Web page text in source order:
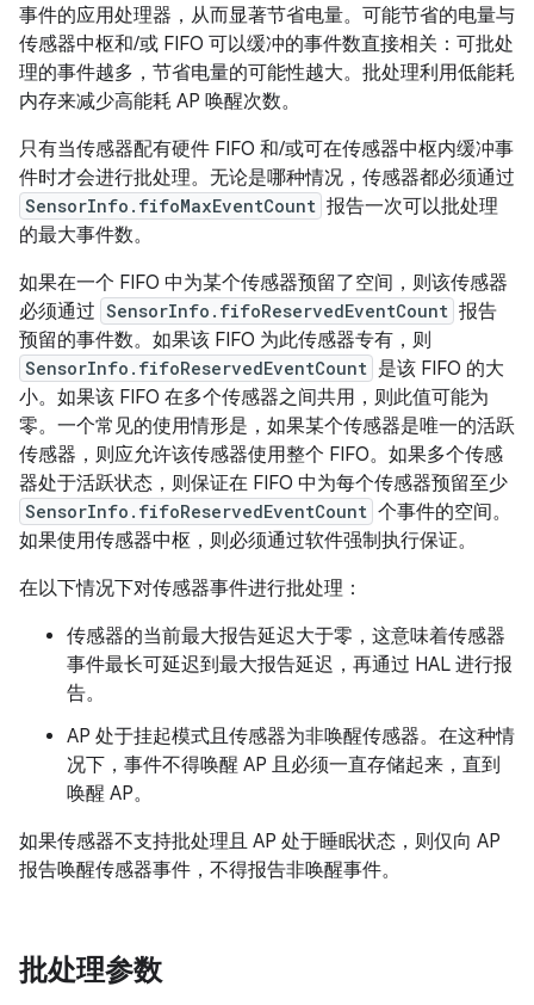
事件的应用处理器，从而显著节省电量。可能节省的电量与
传感器中枢和/或 FIFO 可以缓冲的事件数直接相关：可批处
理的事件越多，节省电量的可能性越大。批处理利用低能耗
内存来减少高能耗 AP 唤醒次数。
只有当传感器配有硬件 FIFO 和/或可在传感器中枢内缓冲事
件时才会进行批处理。无论是哪种情况，传感器都必须通过
SensorInfo.fifoMaxEventCount 报告一次可以批处理
的最大事件数。
如果在一个 FIFO 中为某个传感器预留了空间，则该传感器
必须通过 SensorInfo.fifoReservedEventCount 报告
预留的事件数。如果该 FIFO 为此传感器专有，则
SensorInfo.fifoReservedEventCount 是该 FIFO 的大
小。如果该 FIFO 在多个传感器之间共用，则此值可能为
零。一个常见的使用情形是，如果某个传感器是唯一的活跃
传感器，则应允许该传感器使用整个 FIFO。如果多个传感
器处于活跃状态，则保证在 FIFO 中为每个传感器预留至少
SensorInfo.fifoReservedEventCount 个事件的空间。
如果使用传感器中枢，则必须通过软件强制执行保证。
在以下情况下对传感器事件进行批处理：
传感器的当前最大报告延迟大于零，这意味着传感器
事件最长可延迟到最大报告延迟，再通过 HAL 进行报
告。
AP 处于挂起模式且传感器为非唤醒传感器。在这种情
况下，事件不得唤醒 AP 且必须一直存储起来，直到
唤醒 AP。
如果传感器不支持批处理且 AP 处于睡眠状态，则仅向 AP
报告唤醒传感器事件，不得报告非唤醒事件。
批处理参数